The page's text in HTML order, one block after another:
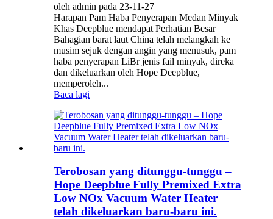
oleh admin pada 23-11-27
Harapan Pam Haba Penyerapan Medan Minyak
Khas Deepblue mendapat Perhatian Besar
Bahagian barat laut China telah melangkah ke
musim sejuk dengan angin yang menusuk, pam
haba penyerapan LiBr jenis fail minyak, direka
dan dikeluarkan oleh Hope Deepblue,
memperoleh...
Baca lagi
Terobosan yang ditunggu-tunggu –
Hope Deepblue Fully Premixed Extra
Low NOx Vacuum Water Heater
telah dikeluarkan baru-baru ini.